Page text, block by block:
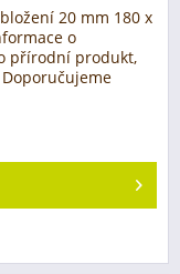
20 mm 180 x
o
přírodní produkt,